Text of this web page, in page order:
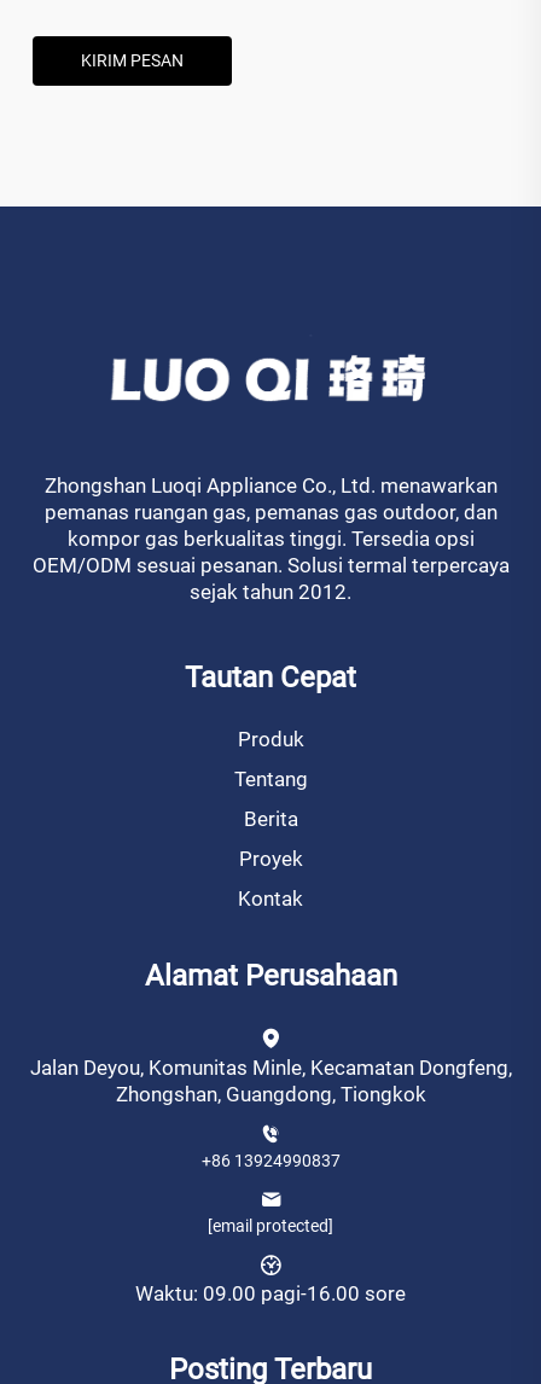
KIRIM PESAN
Zhongshan Luoqi Appliance Co., Ltd. menawarkan
pemanas ruangan gas, pemanas gas outdoor, dan
kompor gas berkualitas tinggi. Tersedia opsi
OEM/ODM sesuai pesanan. Solusi termal terpercaya
sejak tahun 2012.
Tautan Cepat
Produk
Tentang
Berita
Proyek
Kontak
Alamat Perusahaan
Jalan Deyou, Komunitas Minle, Kecamatan Dongfeng,
Zhongshan, Guangdong, Tiongkok
+86 13924990837
[email protected]
Waktu: 09.00 pagi-16.00 sore
Posting Terbaru